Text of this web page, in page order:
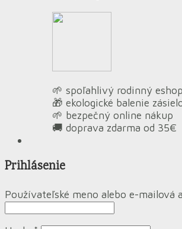
🌱 spoľahlivý rodinný eshop
🎁 ekologické balenie
🌱 bezpečný online nákup
🚚 doprava zdarma od 35€
Prihlásenie
Používateľské meno alebo e-mailová